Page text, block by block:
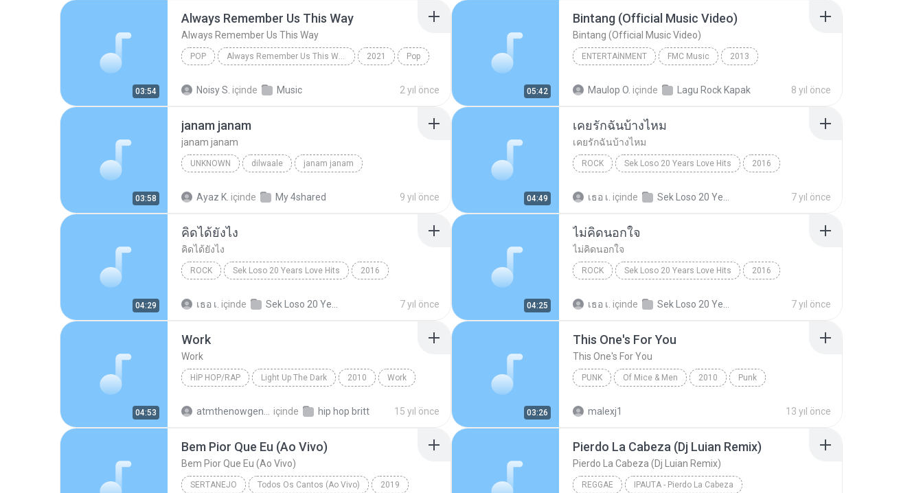
03:54
Always Remember Us This Way
Always Remember Us This Way
POP Always Remember Us This Way - Single 2021 Pop
Noisy S. içinde Music 2 yıl önce 05:42
Bintang (Official Music Video)
Bintang (Official Music Video)
ENTERTAINMENT FMC Music 2013
Maulop O. içinde Lagu Rock Kapak 8 yıl önce
03:58
janam janam
janam janam
UNKNOWN dilwaale janam janam
Ayaz K. içinde My 4shared 9 yıl önce 04:49
เคยรักฉันบ้างไหม
เคยรักฉันบ้างไหม
ROCK Sek Loso 20 Years Love Hits 2016
เธอ เ. içinde 7 yıl önce
04:29
คิดได้ยังไง
คิดได้ยังไง
ROCK Sek Loso 20 Years Love Hits 2016
เธอ เ. içinde 7 yıl önce 04:25
ไม่คิดนอกใจ
ไม่คิดนอกใจ
ROCK Sek Loso 20 Years Love Hits 2016
เธอ เ. içinde 7 yıl önce
04:53
Work
Work
HIP HOP/RAP Light Up The Dark 2010 Work
içinde hip hop britt 15 yıl önce 03:26
This One's For You
This One's For You
PUNK Of Mice & Men 2010 Punk
malexj1 13 yıl önce
Bem Pior Que Eu (Ao Vivo)
Bem Pior Que Eu (Ao Vivo)
SERTANEJO Todos Os Cantos (Ao Vivo) 2019
Pierdo La Cabeza (Dj Luian Remix)
Pierdo La Cabeza (Dj Luian Remix)
REGGAE IPAUTA - Pierdo La Cabeza